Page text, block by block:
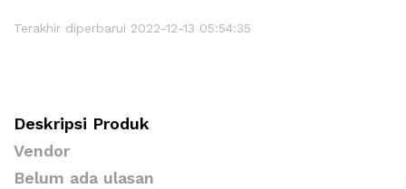
Terakhir diperbarui 2022-12-13 05:54:35
Deskripsi Produk
Vendor
Belum ada ulasan